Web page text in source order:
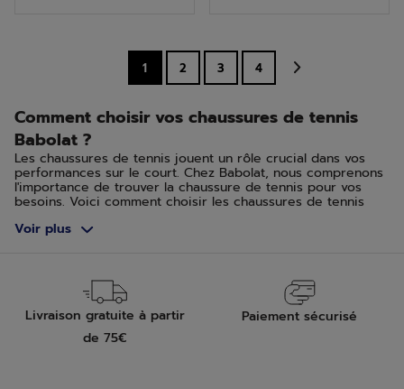
1 2 3 4
Comment choisir vos chaussures de tennis
Babolat ?
Les chaussures de tennis jouent un rôle crucial dans vos
performances sur le court. Chez Babolat, nous comprenons
l'importance de trouver la chaussure de tennis pour vos
besoins. Voici comment choisir les chaussures de tennis
par le type de surface sur laquelle vous jouez. Pour les
terrains durs, optez pour des chaussures offrant plus de
durabilité et de soutien. Les terrains en gazon et terre
battue nécessitent des chaussures avec une bonne
adhérence et une capacité à glisser de manière contrôlée.
Voir plus
Livraison gratuite à partir
de 75€
Paiement sécurisé